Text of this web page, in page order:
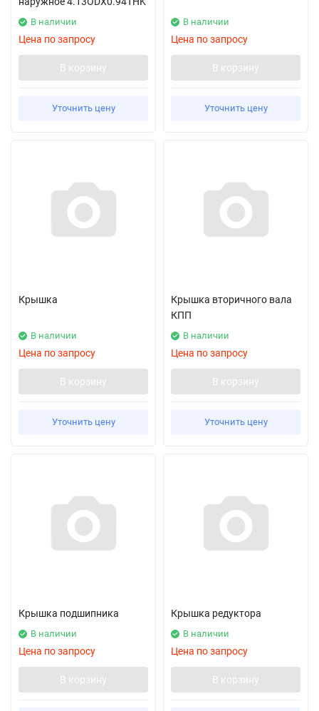
В наличии
Цена по запросу
В корзину
Уточнить цену
В наличии
Цена по запросу
В корзину
Уточнить цену
Крышка
В наличии
Цена по запросу
В корзину
Уточнить цену
Крышка вторичного вала
КПП
В наличии
Цена по запросу
В корзину
Уточнить цену
Крышка подшипника
В наличии
Цена по запросу
В корзину
Крышка редуктора
В наличии
Цена по запросу
В корзину